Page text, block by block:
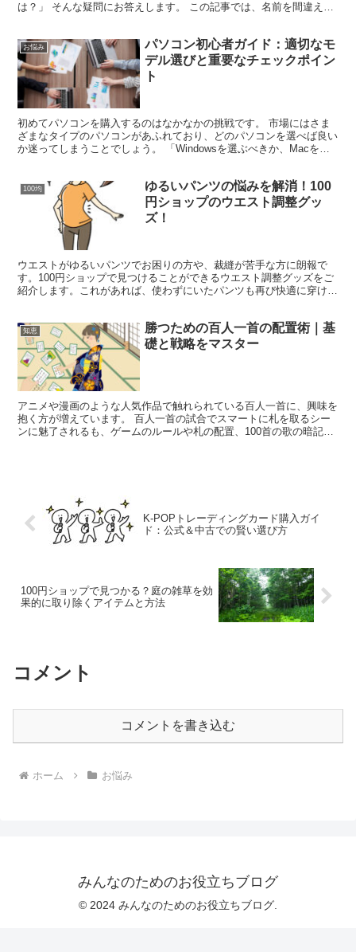
は？」 そんな疑問にお答えします。 この記事では、名前を間違えら
お悩み
パソコン初心者ガイド：適切なモ
デル選びと重要なチェックポイン
ト
初めてパソコンを購入するのはなかなかの挑戦です。 市場にはさま
ざまなタイプのパソコンがあふれており、どのパソコンを選べば良い
か迷ってしまうことでしょう。 「Windowsを選ぶべきか、Macを選
100均
ゆるいパンツの悩みを解消！100
円ショップのウエスト調整グッ
ズ！
ウエストがゆるいパンツでお困りの方や、裁縫が苦手な方に朗報で
す。100円ショップで見つけることができるウエスト調整グッズをご
紹介します。これがあれば、使わずにいたパンツも再び快適に穿ける
知恵
勝つための百人一首の配置術｜基
礎と戦略をマスター
アニメや漫画のような人気作品で触れられている百人一首に、興味を
抱く方が増えています。 百人一首の試合でスマートに札を取るシー
ンに魅了されるも、ゲームのルールや札の配置、100首の歌の暗記が
K-POPトレーディングカード購入ガイ
ド：公式＆中古での賢い選び方
100円ショップで見つかる？庭の雑草を効
果的に取り除くアイテムと方法
コメント
コメントを書き込む
ホーム お悩み
みんなのためのお役立ちブログ
© 2024 みんなのためのお役立ちブログ.